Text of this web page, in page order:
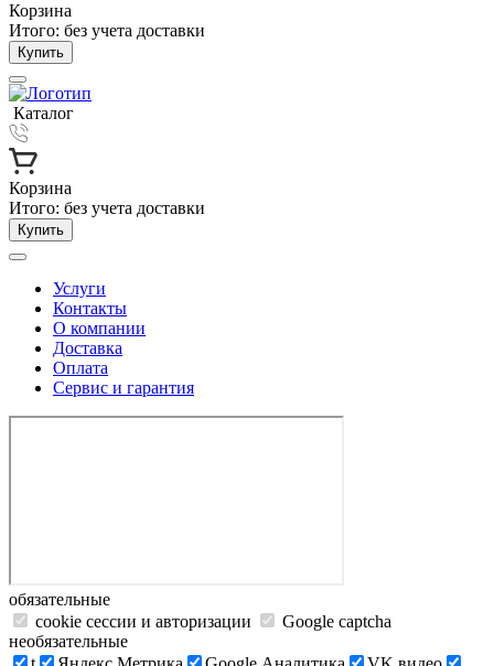
Корзина
Итого: без учета доставки
Купить
Каталог
Корзина
Итого: без учета доставки
Купить
Услуги
Контакты
О компании
Доставка
Оплата
Сервис и гарантия
обязательные
cookie сессии и авторизации
Google captcha
необязательные